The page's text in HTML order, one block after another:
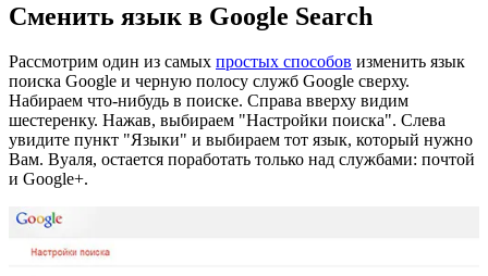
Сменить язык в Google Search
Рассмотрим один из самых простых способов изменить язык
поиска Google и черную полосу служб Google сверху.
Набираем что-нибудь в поиске. Справа вверху видим
шестеренку. Нажав, выбираем "Настройки поиска". Слева
увидите пункт "Языки" и выбираем тот язык, который нужно
Вам. Вуаля, остается поработать только над службами: почтой
и Google+.